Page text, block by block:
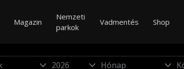
Magazin
Nemzeti
parkok
Vadmentés Shop